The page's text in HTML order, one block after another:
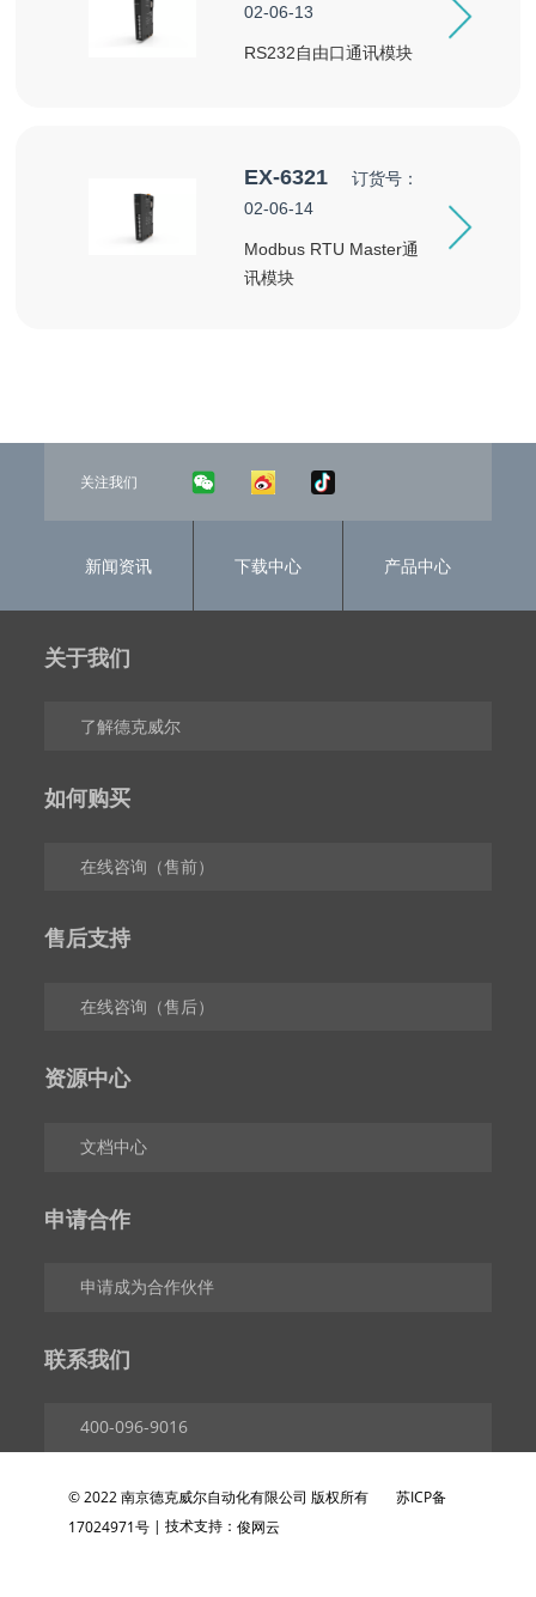
02-06-13
RS232自由口通讯模块
EX-6321
订货号：
02-06-14
Modbus RTU Master通
讯模块
关注我们
新闻资讯 下载中心 产品中心
关于我们
了解德克威尔
如何购买
在线咨询（售前）
售后支持
在线咨询（售后）
资源中心
文档中心
申请合作
申请成为合作伙伴
联系我们
400-096-9016
© 2022 南京德克威尔自动化有限公司 版权所有
苏ICP备
17024971号 | 技术支持：俊网云